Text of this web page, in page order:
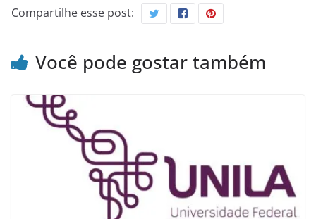
Compartilhe esse post:
Você pode gostar também